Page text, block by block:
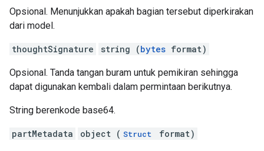
Opsional. Menunjukkan apakah bagian tersebut diperkirakan
dari model.
thoughtSignature string (bytes format)
Opsional. Tanda tangan buram untuk pemikiran sehingga
dapat digunakan kembali dalam permintaan berikutnya.
String berenkode base64.
partMetadata object ( Struct format)